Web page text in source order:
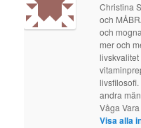
Christina
och
och
mer och
livskvalitet
andra
Våga
Visa alla